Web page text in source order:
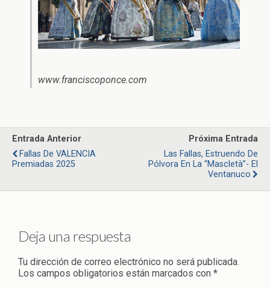
www.franciscoponce.com
Entrada Anterior
Fallas De VALENCIA
Premiadas 2025
Próxima Entrada
Las Fallas, Estruendo De
Pólvora En La “Mascletà”- El
Ventanuco
Deja una respuesta
Tu dirección de correo electrónico no será publicada.
Los campos obligatorios están marcados con *